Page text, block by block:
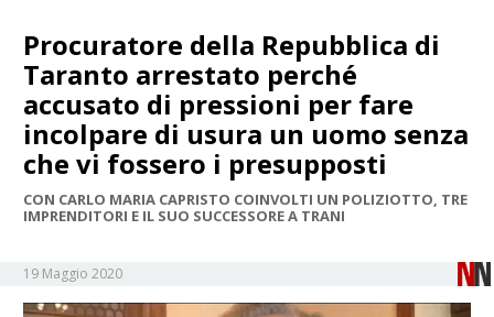
Procuratore della Repubblica di
Taranto arrestato perché
accusato di pressioni per fare
incolpare di usura un uomo senza
che vi fossero i presupposti
CON CARLO MARIA CAPRISTO COINVOLTI UN POLIZIOTTO, TRE
IMPRENDITORI E IL SUO SUCCESSORE A TRANI
19 Maggio 2020